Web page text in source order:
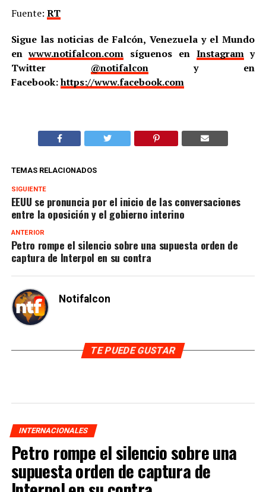
Fuente: RT
Sigue las noticias de Falcón, Venezuela y el Mundo
enwww.notifalcon.com síguenos en Instagramy
Twitter @notifalcony en
Facebook:https://www.facebook.com
TEMAS RELACIONADOS
SIGUIENTE
EEUU se pronuncia por el inicio de las conversaciones
entre la oposición y el gobierno interino
ANTERIOR
Petro rompe el silencio sobre una supuesta orden de
captura de Interpol en su contra
Notifalcon
TE PUEDE GUSTAR
INTERNACIONALES
Petro rompe el silencio sobre una
supuesta orden de captura de